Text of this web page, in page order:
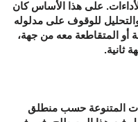
على هذا الأساس كان
للوقوف على مدلوله
أو المتقاطعة معه من جهة،
ثانية.
المتنوعة حسب منطلق